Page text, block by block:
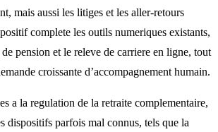
mais aussi les litiges et les aller-retours
complete les outils numeriques existants,
pension et le releve de carriere en ligne, tout
croissante d’accompagnement humain.
a la regulation de la retraite complementaire,
dispositifs parfois mal connus, tels que la